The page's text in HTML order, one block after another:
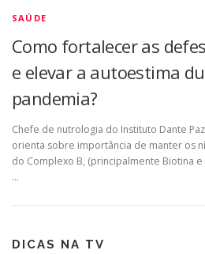
SAÚDE
Como fortalecer as
e elevar a autoestima
pandemia?
Chefe de nutrologia do Instituto Dante
orienta sobre importância de manter os
do Complexo B, (principalmente Biotina
…
DICAS NA TV